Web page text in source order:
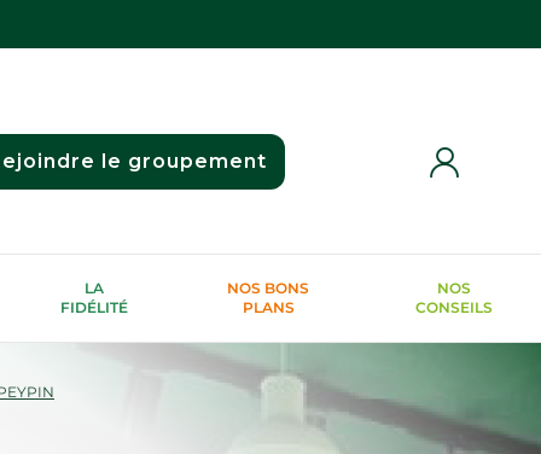
le groupement
LA
FIDÉLITÉ
NOS BONS
PLANS
NOS
CONSEILS